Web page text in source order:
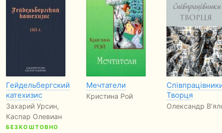
Гейдельбергский
катехизис
Захарий Урсин,
Каспар Олевиан
БЕЗКОШТОВНО
Мечтатели
Кристина Рой
Творця
Олександр